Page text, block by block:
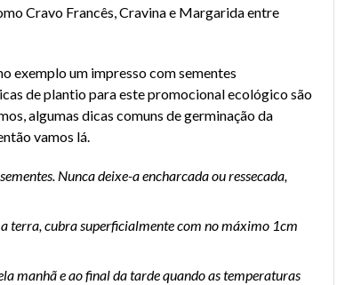
Cravo Francês, Cravina e Margarida entre
exemplo um impresso com sementes
de plantio para este promocional ecológico são
algumas dicas comuns de germinação da
vamos lá.
Nunca deixe-a encharcada ou ressecada,
terra, cubra superficialmente com no máximo 1cm
manhã e ao final da tarde quando as temperaturas